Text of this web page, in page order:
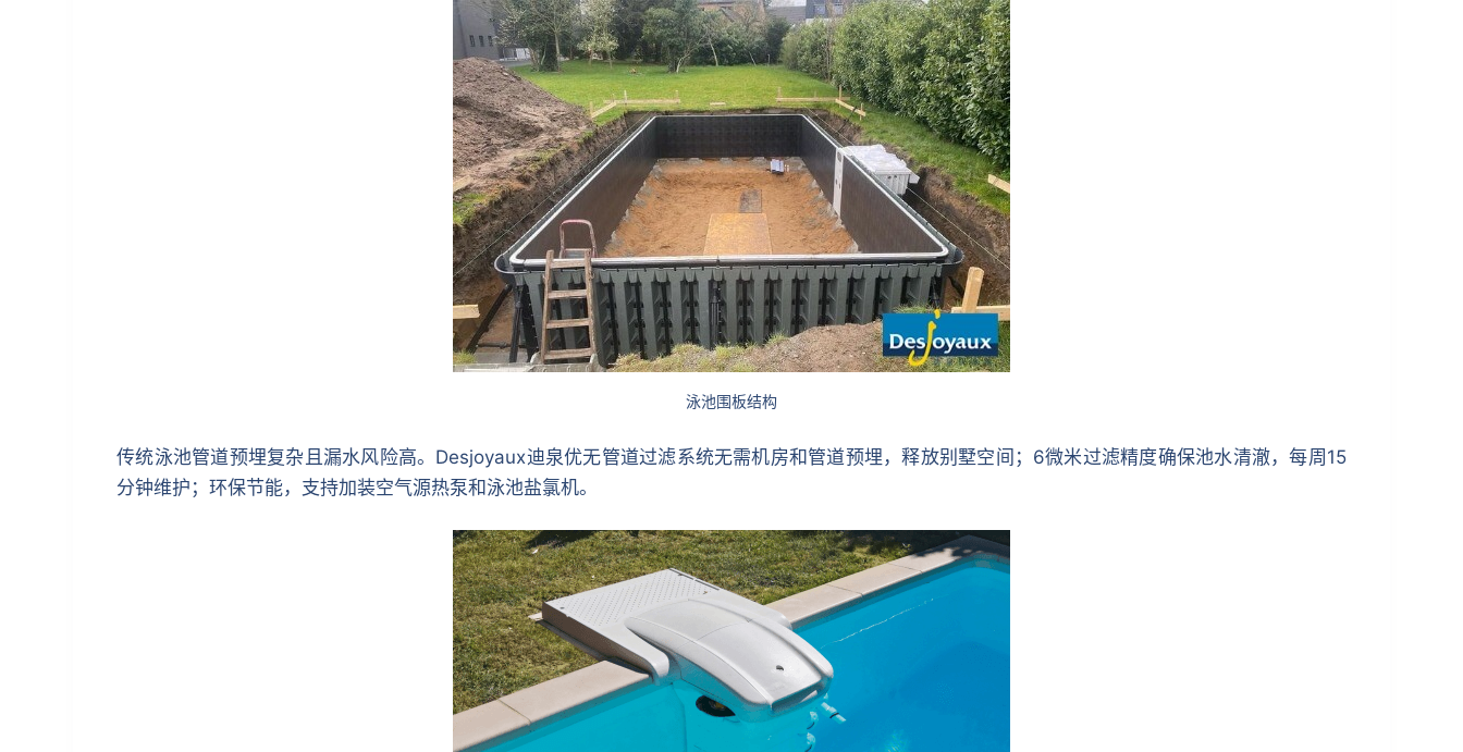
泳池围板结构
传统泳池管道预埋复杂且漏水风险高。Desjoyaux迪泉优无管道过滤系统无需机房和管道预埋，释放别墅空间；6微米过滤精度确保池水清澈，每周15
分钟维护；环保节能，支持加装空气源热泵和泳池盐氯机。